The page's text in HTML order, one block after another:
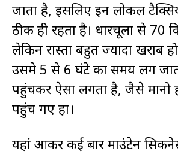
जाता है, इसलिए इन लोकल
ठीक ही रहता है। धारचूला से 70
लेकिन रास्ता बहुत ज्यादा खराब
उसमे 5 से 6 घंटे का समय लग
पहुंचकर ऐसा लगता है, जैसे मानो
पहुंच गए हों।
यहां आकर कई बार माउंटेन